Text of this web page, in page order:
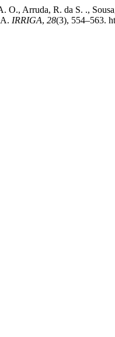
O., Arruda, R. da S. .,
IRRIGA, 28(3), 554–563.